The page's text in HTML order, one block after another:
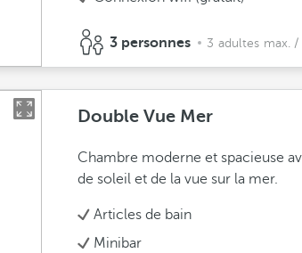
3 personnes 3 adultes max. /
Double Vue Mer
Chambre moderne et spacieuse
de soleil et de la vue sur la mer.
Articles de bain
Minibar